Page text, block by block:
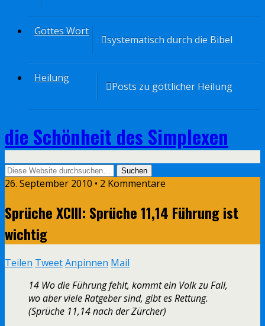
Gottes Wort
systematisch durch die Bibel
Heilung
Posts zu göttlicher Heilung
die Schönheit des Simplexen
26. September 2010 • 2 Kommentare
Sprüche XCIII: Sprüche 11,14 Führung ist
wichtig
Teilen TweetAnpinnen Mail
14 Wo die Führung fehlt, kommt ein Volk zu Fall,
wo aber viele Ratgeber sind, gibt es Rettung.
(Sprüche 11,14 nach der Zürcher)